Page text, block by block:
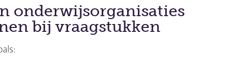
onderwijsorganisaties
bij vraagstukken